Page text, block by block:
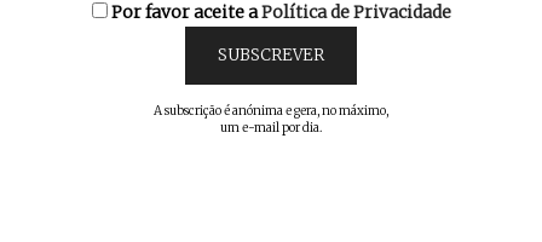
Por favor aceite aPolítica de Privacidade
A subscrição é anónima e gera, no máximo,
um e-mail por dia.